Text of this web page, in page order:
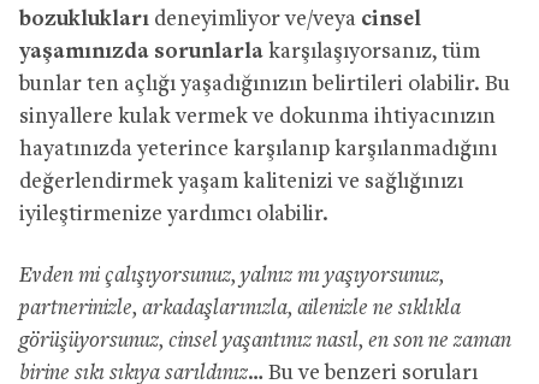
bozuklukları deneyimliyor ve/veya cinsel
yaşamınızda sorunlarla karşılaşıyorsanız, tüm
bunlar ten açlığı yaşadığınızın belirtileri olabilir. Bu
sinyallere kulak vermek ve dokunma ihtiyacınızın
hayatınızda yeterince karşılanıp karşılanmadığını
değerlendirmek yaşam kalitenizi ve sağlığınızı
iyileştirmenize yardımcı olabilir.
Evden mi çalışıyorsunuz, yalnız mı yaşıyorsunuz,
partnerinizle, arkadaşlarınızla, ailenizle ne sıklıkla
görüşüyorsunuz, cinsel yaşantınız nasıl, en son ne zaman
birine sıkı sıkıya sarıldınız… Bu ve benzeri soruları